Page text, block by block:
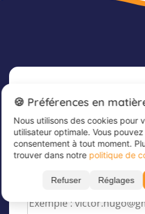
Newsletter
Inscrivez-vous dès
newsletter afin de rester
nos dernières offres
Veuillez saisir votre
🍪 Préférences en
Nous utilisons des cookies pour
utilisateur optimale. Vous
consentement à tout moment.
trouver dans notre politique de
Refuser Réglages